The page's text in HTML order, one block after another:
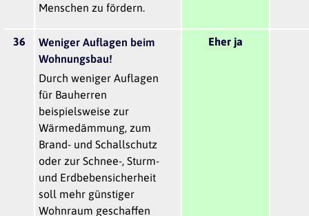
Menschen zu fördern.
36
Weniger Auflagen beim
Wohnungsbau!
Durch weniger Auflagen
für Bauherren
beispielsweise zur
Wärmedämmung, zum
Brand- und Schallschutz
oder zur Schnee-, Sturm-
und Erdbebensicherheit
soll mehr günstiger
Wohnraum geschaffen
Eher ja